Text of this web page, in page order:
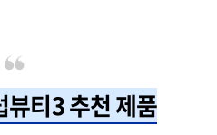
티3 추천 제품